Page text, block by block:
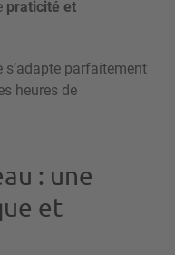
praticité et
s’adapte parfaitement
heures de
: une
et